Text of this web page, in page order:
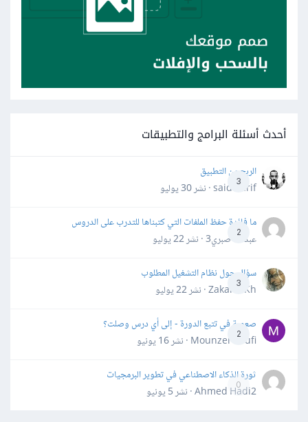
أحدث أسئلة البرامج والتطبيقات
3
الربح من التطبيق
said darif · نشر
30 يوليو
2
ما فائدة حفظ الملفات التي كتبناها للتدرب على الدروس
عبدالله صبري3 · نشر
22 يوليو
3
سؤال حول نظام التشغيل المطلوب
Zakaria Kh · نشر
22 يوليو
2
صعوبة في تتبع الدورة - إلى أي درس وصلت؟
Mounzer Soufi · نشر
16 يونيو
0
ثورة الذكاء الاصطناعي في تطوير البرمجيات
Ahmed Hadi2 · نشر
5 يونيو